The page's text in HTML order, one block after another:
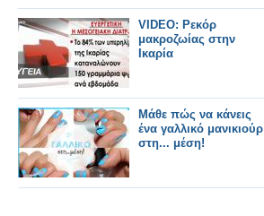
VIDEO: Ρεκόρ
μακροζωίας στην
Ικαρία
Μάθε πώς να κάνεις
ένα γαλλικό μανικιούρ
στη... μέση!